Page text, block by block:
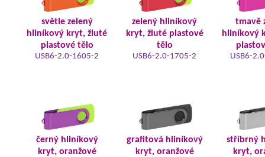
světle zelený
hliníkový kryt, žluté
plastové tělo
USB6-2.0-1605-2
zelený hliníkový
kryt, žluté plastové
tělo
USB6-2.0-1705-2
tmavě
hliníkový
USB6-
černý hliníkový
kryt, oranžové
grafitová hliníkový
kryt, oranžové
stříbrný
kryt,